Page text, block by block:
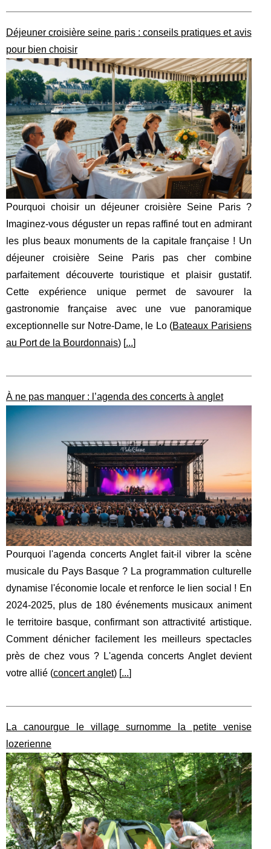
Déjeuner croisière seine paris : conseils pratiques et avis
pour bien choisir
Pourquoi choisir un déjeuner croisière Seine Paris ?
Imaginez-vous déguster un repas raffiné tout en admirant
les plus beaux monuments de la capitale française ! Un
déjeuner croisière Seine Paris pas cher combine
parfaitement découverte touristique et plaisir gustatif.
Cette expérience unique permet de savourer la
gastronomie française avec une vue panoramique
exceptionnelle sur Notre-Dame, le Lo (Bateaux Parisiens
au Port de la Bourdonnais) [...]
À ne pas manquer : l’agenda des concerts à anglet
Pourquoi l'agenda concerts Anglet fait-il vibrer la scène
musicale du Pays Basque ? La programmation culturelle
dynamise l'économie locale et renforce le lien social ! En
2024-2025, plus de 180 événements musicaux animent
le territoire basque, confirmant son attractivité artistique.
Comment dénicher facilement les meilleurs spectacles
près de chez vous ? L'agenda concerts Anglet devient
votre allié (concert anglet) [...]
La canourgue le village surnomme la petite venise
lozerienne